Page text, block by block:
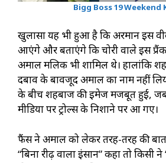
Bigg Boss 19 Weekend
खुलासा यह भी हुआ है कि अरमान इस
आएंगे और बताएंगे कि चोरी वाले इस
अमाल मलिक भी शामिल थे। हालांकि
दबाव के बावजूद अमाल का नाम नहीं
के बीच शहबाज की इमेज मजबूत हुई,
मीडिया पर ट्रोल्स के निशाने पर आ गए।
फैंस ने अमाल को लेकर तरह-तरह की
“बिना रीढ़ वाला इंसान” कहा तो किसी ने